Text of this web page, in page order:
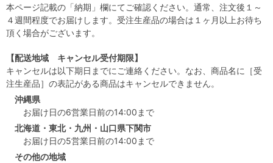
本ページ記載の「納期」欄にてご確認ください。通常、注文後１～
４週間程度でお届けします。受注生産品の場合は１ヶ月以上お待ち
頂く場合がございます。
【配送地域 キャンセル受付期限】
キャンセルは以下期日までにご連絡ください。なお、商品名に［受
注生産品］の表記がある商品はキャンセルできません。
沖縄県
お届け日の6営業日前の14:00まで
北海道・東北・九州・山口県下関市
お届け日の5営業日前の14:00まで
その他の地域